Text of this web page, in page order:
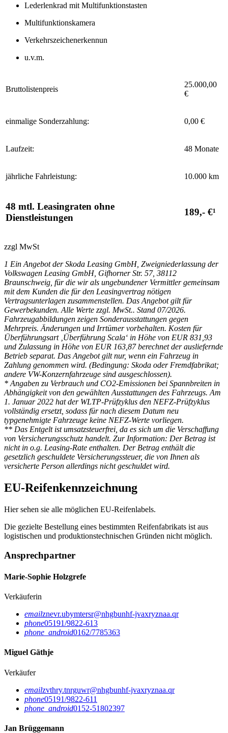
Lederlenkrad mit Multifunktionstasten
Multifunktionskamera
Verkehrszeichenerkennun
u.v.m.
Bruttolistenpreis
25.000,00
€
einmalige Sonderzahlung: 0,00 €
Laufzeit: 48 Monate
jährliche Fahrleistung: 10.000 km
48 mtl. Leasingraten ohne
Dienstleistungen
189,- €¹
zzgl MwSt
1 Ein Angebot der Skoda Leasing GmbH, Zweigniederlassung der
Volkswagen Leasing GmbH, Gifhorner Str. 57, 38112
Braunschweig, für die wir als ungebundener Vermittler gemeinsam
mit dem Kunden die für den Leasingvertrag nötigen
Vertragsunterlagen zusammenstellen. Das Angebot gilt für
Gewerbekunden. Alle Werte zzgl. MwSt.. Stand 07/2026.
Fahrzeugabbildungen zeigen Sonderausstattungen gegen
Mehrpreis. Änderungen und Irrtümer vorbehalten. Kosten für
Überführungsart ‚Überführung Scala‘ in Höhe von EUR 831,93
und Zulassung in Höhe von EUR 163,87 berechnet der ausliefernde
Betrieb separat. Das Angebot gilt nur, wenn ein Fahrzeug in
Zahlung genommen wird. (Bedingung: Skoda oder Fremdfabrikat;
andere VW-Konzernfahrzeuge sind ausgeschlossen).
* Angaben zu Verbrauch und CO2-Emissionen bei Spannbreiten in
Abhängigkeit von den gewählten Ausstattungen des Fahrzeugs. Am
1. Januar 2022 hat der WLTP-Prüfzyklus den NEFZ-Prüfzyklus
vollständig ersetzt, sodass für nach diesem Datum neu
typgenehmigte Fahrzeuge keine NEFZ-Werte vorliegen.
** Das Entgelt ist umsatzsteuerfrei, da es sich um die Verschaffung
von Versicherungsschutz handelt. Zur Information: Der Betrag ist
nicht in o.g. Leasing-Rate enthalten. Der Betrag enthält die
gesetzlich geschuldete Versicherungssteuer, die von Ihnen als
versicherte Person allerdings nicht geschuldet wird.
EU-Reifenkennzeichnung
Hier sehen sie alle möglichen EU-Reifenlabels.
Die gezielte Bestellung eines bestimmten Reifenfabrikats ist aus
logistischen und produktionstechnischen Gründen nicht möglich.
Ansprechpartner
Marie-Sophie Holzgrefe
Verkäuferin
emailznevr.ubymtersr@nhgbunhf-jvaxryznaa.qr
phone05191/9822-613
phone_android0162/7785363
Miguel Gäthje
Verkäufer
emailzvthry.tnrguwr@nhgbunhf-jvaxryznaa.qr
phone05191/9822-611
phone_android0152-51802397
Jan Brüggemann